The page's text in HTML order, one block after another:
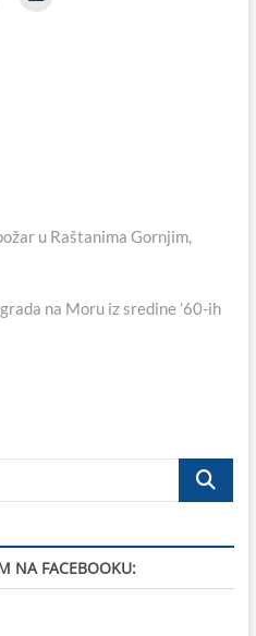
u Raštanima Gornjim,
na Moru iz sredine ’60-ih
Search
NA FACEBOOKU: